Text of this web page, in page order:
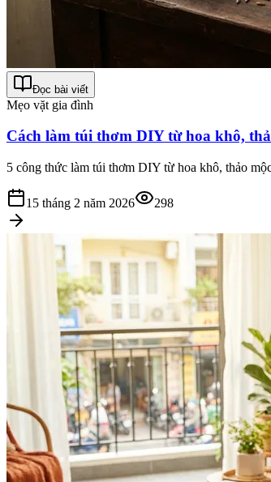
Đọc bài viết
Mẹo vặt gia đình
Cách làm túi thơm DIY từ hoa khô,
5 công thức làm túi thơm DIY từ hoa khô, thảo
15 tháng 2 năm 2026 298